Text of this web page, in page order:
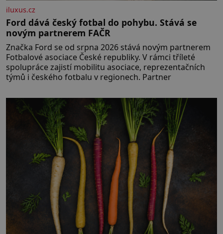
iluxus.cz
Ford dává český fotbal do pohybu. Stává se
novým partnerem FAČR
Značka Ford se od srpna 2026 stává novým partnerem
Fotbalové asociace České republiky. V rámci tříleté
spolupráce zajistí mobilitu asociace, reprezentačních
týmů i českého fotbalu v regionech. Partner